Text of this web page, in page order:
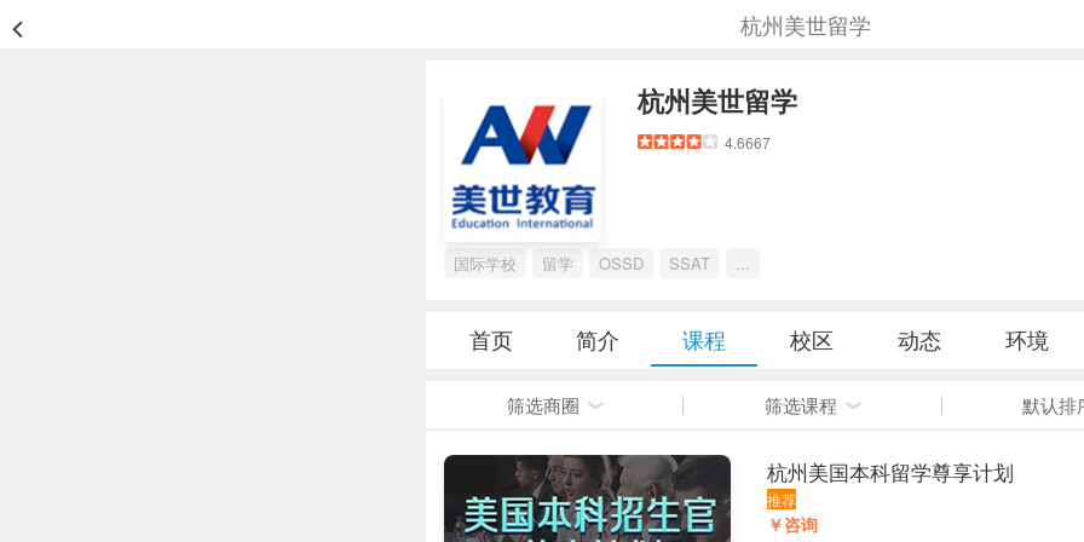
杭州美世留学
杭州美世留学
4.6667
国际学校 留学 OSSD SSAT ...
首页 简介 课程 校区 动态 环境
筛选商圈 筛选课程 默认排
杭州美国本科留学尊享计划
推荐
￥咨询